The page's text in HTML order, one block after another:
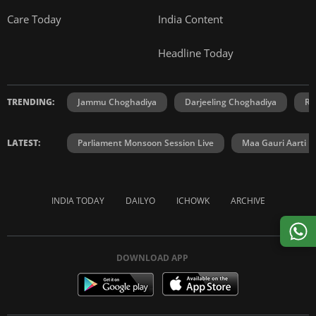
Care Today India Content
Headline Today
TRENDING: Jammu Choghadiya Darjeeling Choghadiya
LATEST: Parliament Monsoon Session Live Maa Gauri Aarti
INDIA TODAY DAILYO ICHOWK ARCHIVE
DOWNLOAD APP